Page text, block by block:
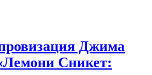
Джима
Сникет: